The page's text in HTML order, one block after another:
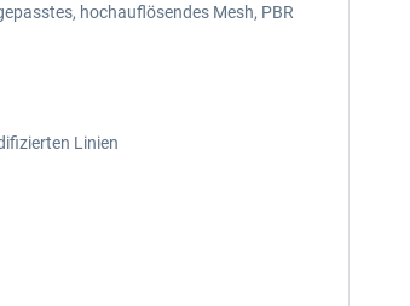
hochauflösendes Mesh, PBR
Linien